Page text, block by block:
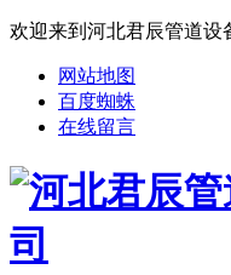
欢迎来到河北君辰管道设
网站地图
百度蜘蛛
在线留言